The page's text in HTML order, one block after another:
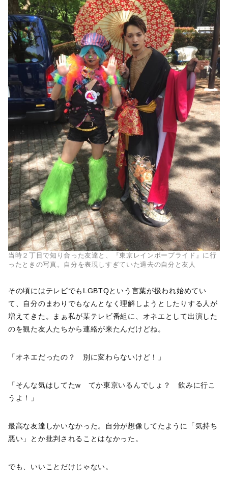
当時２丁目で知り合った友達と、『東京レインボープライド』に行
ったときの写真。自分を表現しすぎていた過去の自分と友人
その頃にはテレビでもLGBTQという言葉が扱われ始めてい
て、自分のまわりでもなんとなく理解しようとしたりする人が
増えてきた。まぁ私が某テレビ番組に、オネエとして出演した
のを観た友人たちから連絡が来たんだけどね。
「オネエだったの？ 別に変わらないけど！」
「そんな気はしてたw てか東京いるんでしょ？ 飲みに行こ
うよ！」
最高な友達しかいなかった。自分が想像してたように「気持ち
悪い」とか批判されることはなかった。
でも、いいことだけじゃない。